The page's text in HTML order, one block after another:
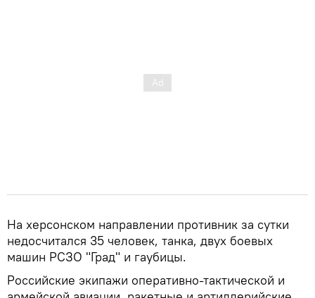
На херсонском направлении противник за сутки
недосчитался 35 человек, танка, двух боевых
машин РСЗО "Град" и гаубицы.
Российские экипажи оперативно-тактической и